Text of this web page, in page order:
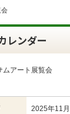
レンダー
アート展覧会
2025年11